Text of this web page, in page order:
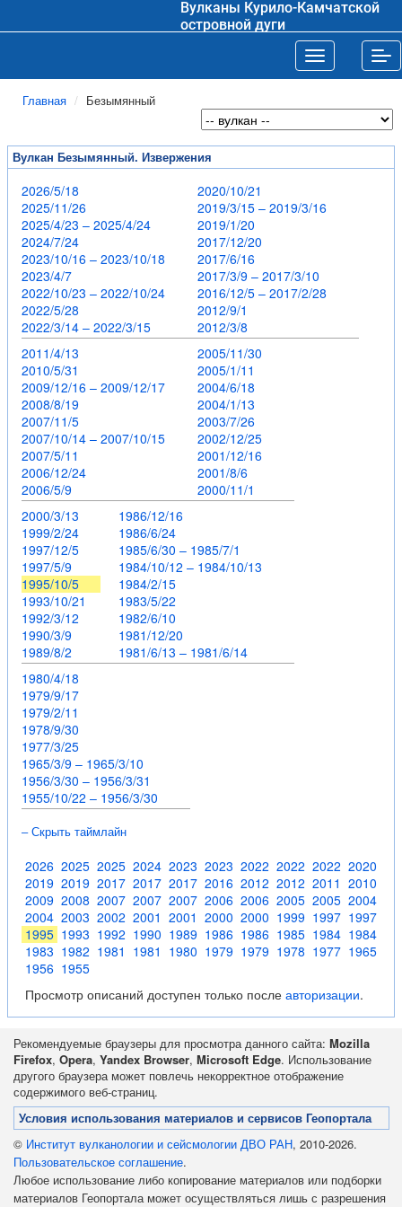
Вулканы Курило-Камчатской
островной дуги
Toggle
Главная Безымянный
Вулкан Безымянный. Извержения
2026/5/18
2025/11/26
2025/4/23 – 2025/4/24
2024/7/24
2023/10/16 – 2023/10/18
2023/4/7
2022/10/23 – 2022/10/24
2022/5/28
2022/3/14 – 2022/3/15
2020/10/21
2019/3/15 – 2019/3/16
2019/1/20
2017/12/20
2017/6/16
2017/3/9 – 2017/3/10
2016/12/5 – 2017/2/28
2012/9/1
2012/3/8
2011/4/13
2010/5/31
2009/12/16 – 2009/12/17
2008/8/19
2007/11/5
2007/10/14 – 2007/10/15
2007/5/11
2006/12/24
2006/5/9
2005/11/30
2005/1/11
2004/6/18
2004/1/13
2003/7/26
2002/12/25
2001/12/16
2001/8/6
2000/11/1
2000/3/13
1999/2/24
1997/12/5
1997/5/9
1995/10/5
1993/10/21
1992/3/12
1990/3/9
1989/8/2
1986/12/16
1986/6/24
1985/6/30 – 1985/7/1
1984/10/12 – 1984/10/13
1984/2/15
1983/5/22
1982/6/10
1981/12/20
1981/6/13 – 1981/6/14
1980/4/18
1979/9/17
1979/2/11
1978/9/30
1977/3/25
1965/3/9 – 1965/3/10
1956/3/30 – 1956/3/31
1955/10/22 – 1956/3/30
– Скрыть таймлайн
2026 2025 2025 2024 2023 2023 2022 2022 2022 2020
2019 2019 2017 2017 2017 2016 2012 2012 2011 2010
2009 2008 2007 2007 2007 2006 2006 2005 2005 2004
2004 2003 2002 2001 2001 2000 2000 1999 1997 1997
1995 1993 1992 1990 1989 1986 1986 1985 1984 1984
1983 1982 1981 1981 1980 1979 1979 1978 1977 1965
1956 1955
Просмотр описаний доступен только после авторизации.
Рекомендуемые браузеры для просмотра данного сайта: Mozilla
Firefox, Opera, Yandex Browser, Microsoft Edge. Использование
другого браузера может повлечь некорректное отображение
содержимого веб-страниц.
Условия использования материалов и сервисов Геопортала
© Институт вулканологии и сейсмологии ДВО РАН, 2010-2026.
Пользовательское соглашение.
Любое использование либо копирование материалов или подборки
материалов Геопортала может осуществляться лишь с разрешения